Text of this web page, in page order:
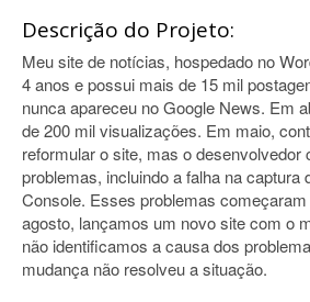
Descrição do Projeto:
Meu site de notícias, hospedado no
4 anos e possui mais de 15 mil
nunca apareceu no Google News. Em
de 200 mil visualizações. Em maio,
reformular o site, mas o desenvolvedor
problemas, incluindo a falha na captura
Console. Esses problemas
agosto, lançamos um novo site com o
não identificamos a causa dos
mudança não resolveu a situação.